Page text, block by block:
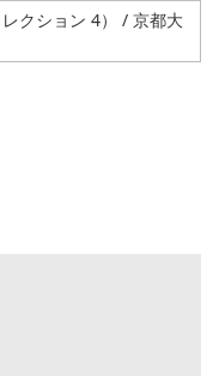
クション 4） / 京都大